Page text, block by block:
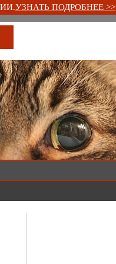
УЗНАТЬ ПОДРОБНЕЕ >>